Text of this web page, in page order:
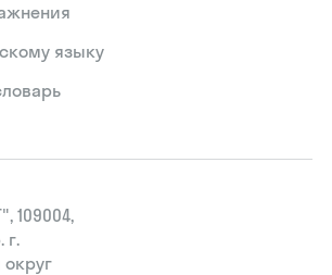
языку
109004,
г.